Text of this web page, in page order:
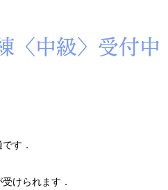
中級〉受付中
す．
けられます．